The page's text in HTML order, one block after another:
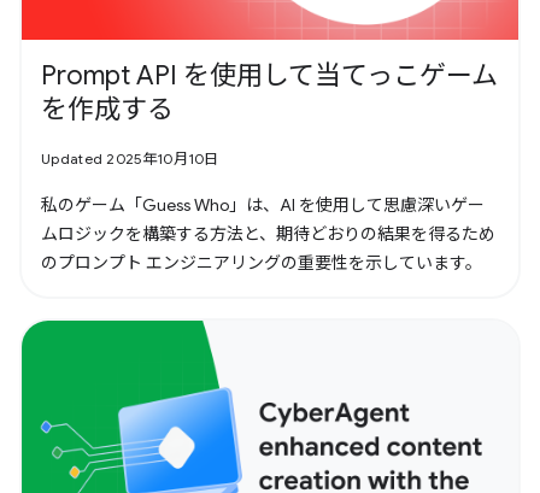
Prompt API を使用して当てっこゲーム
を作成する
Updated 2025年10月10日
私のゲーム「Guess Who」は、AI を使用して思慮深いゲー
ムロジックを構築する方法と、期待どおりの結果を得るため
のプロンプト エンジニアリングの重要性を示しています。